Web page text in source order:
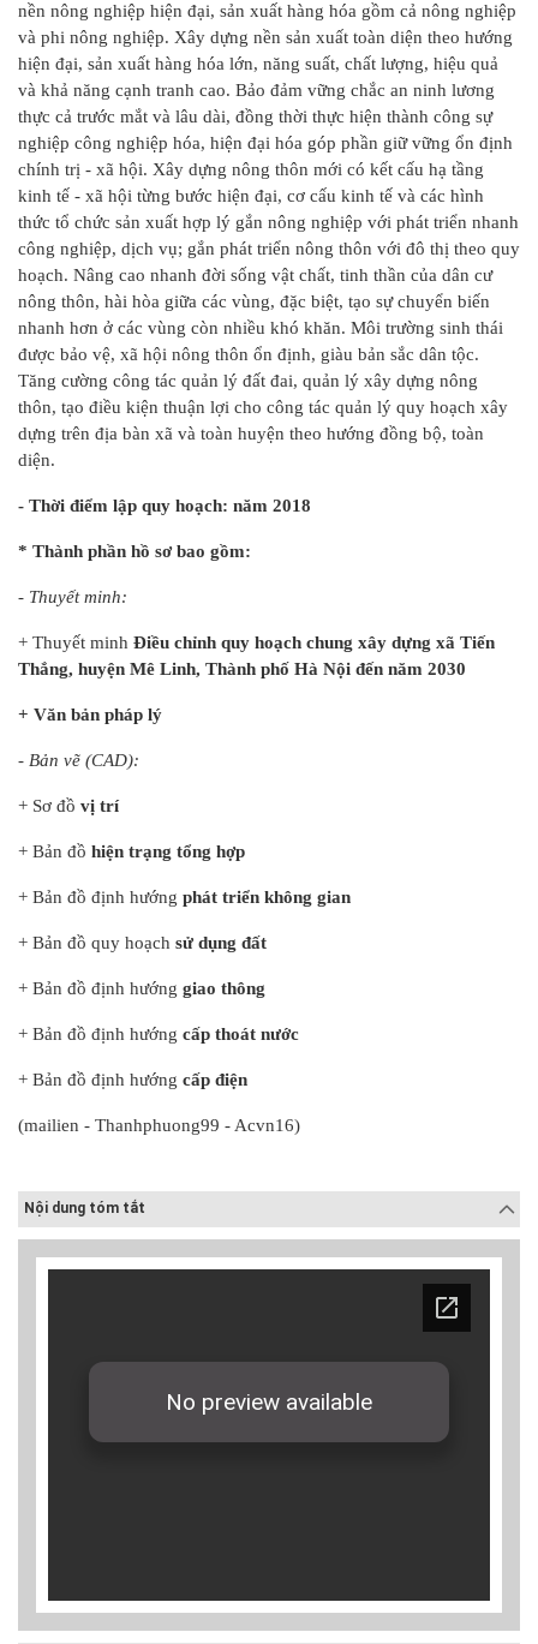
nền nông nghiệp hiện đại, sản xuất hàng hóa gồm cả nông nghiệp
và phi nông nghiệp. Xây dựng nền sản xuất toàn diện theo hướng
hiện đại, sản xuất hàng hóa lớn, năng suất, chất lượng, hiệu quả
và khả năng cạnh tranh cao. Bảo đảm vững chắc an ninh lương
thực cả trước mắt và lâu dài, đồng thời thực hiện thành công sự
nghiệp công nghiệp hóa, hiện đại hóa góp phần giữ vững ổn định
chính trị - xã hội. Xây dựng nông thôn mới có kết cấu hạ tầng
kinh tế - xã hội từng bước hiện đại, cơ cấu kinh tế và các hình
thức tổ chức sản xuất hợp lý gắn nông nghiệp với phát triển nhanh
công nghiệp, dịch vụ; gắn phát triển nông thôn với đô thị theo quy
hoạch. Nâng cao nhanh đời sống vật chất, tinh thần của dân cư
nông thôn, hài hòa giữa các vùng, đặc biệt, tạo sự chuyển biến
nhanh hơn ở các vùng còn nhiều khó khăn. Môi trường sinh thái
được bảo vệ, xã hội nông thôn ổn định, giàu bản sắc dân tộc.
Tăng cường công tác quản lý đất đai, quản lý xây dựng nông
thôn, tạo điều kiện thuận lợi cho công tác quản lý quy hoạch xây
dựng trên địa bàn xã và toàn huyện theo hướng đồng bộ, toàn
diện.
- Thời điểm lập quy hoạch: năm 2018
* Thành phần hồ sơ bao gồm:
- Thuyết minh:
+ Thuyết minh Điều chỉnh quy hoạch chung xây dựng xã Tiến
Thắng, huyện Mê Linh, Thành phố Hà Nội đến năm 2030
+ Văn bản pháp lý
- Bản vẽ (CAD):
+ Sơ đồ vị trí
+ Bản đồ hiện trạng tổng hợp
+ Bản đồ định hướng phát triển không gian
+ Bản đồ quy hoạch sử dụng đất
+ Bản đồ định hướng giao thông
+ Bản đồ định hướng cấp thoát nước
+ Bản đồ định hướng cấp điện
(mailien - Thanhphuong99 - Acvn16)
Nội dung tóm tắt